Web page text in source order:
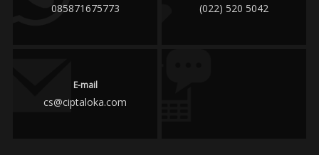
085871675773 (022) 520 5042
E-mail
cs@ciptaloka.com